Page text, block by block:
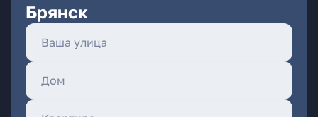
Брянск